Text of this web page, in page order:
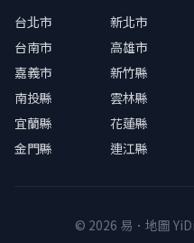
台北市 新北市
台南市
高雄市
嘉義市
新竹縣
南投縣
雲林縣
宜蘭縣
花蓮縣
金門縣
連江縣
© 2026 易．地圖